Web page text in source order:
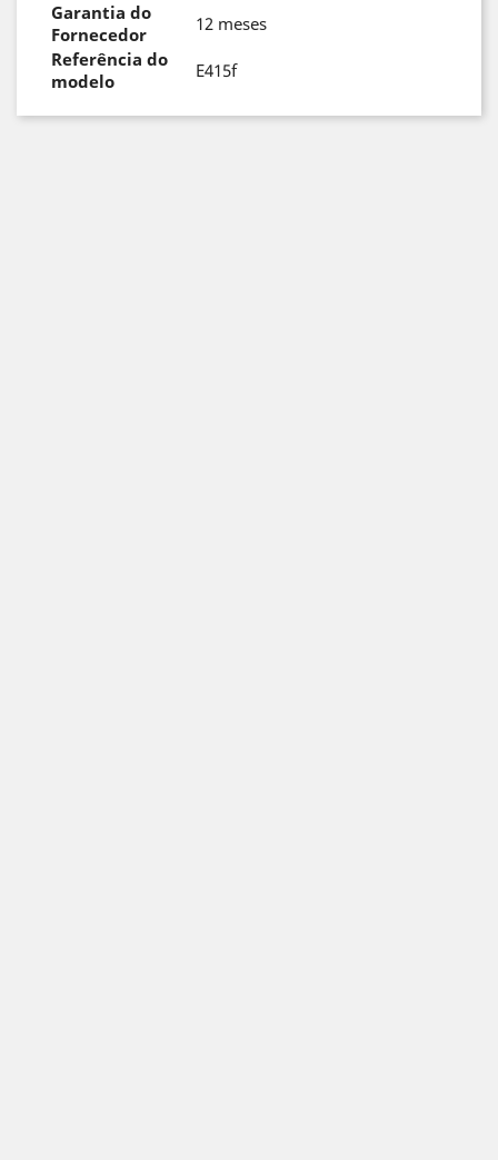
Garantia do
Fornecedor
12 meses
Referência do
modelo
E415f